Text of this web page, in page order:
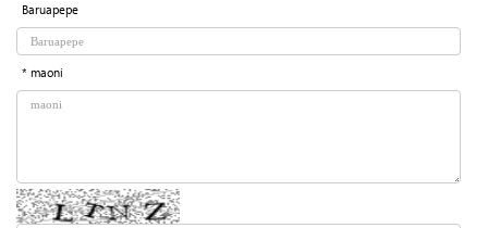
Baruapepe
* maoni